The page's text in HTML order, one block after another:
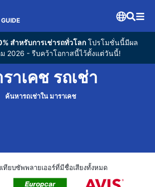
สำหรับการเช่ารถทั่วโลกโปรโมชั่นนี้มีผล
2026 - รีบคว้าโอกาสนี้ไว้ตั้งแต่วันนี้!
าเคช รถเช่า
ค้นหารถเช่าใน มาราเคช
เทียบซัพพลายเออร์ที่มีชื่อเสียงทั้งหมด